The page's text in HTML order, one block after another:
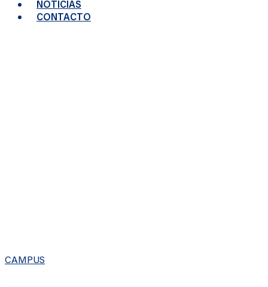
NOTICIAS
CONTACTO
CAMPUS